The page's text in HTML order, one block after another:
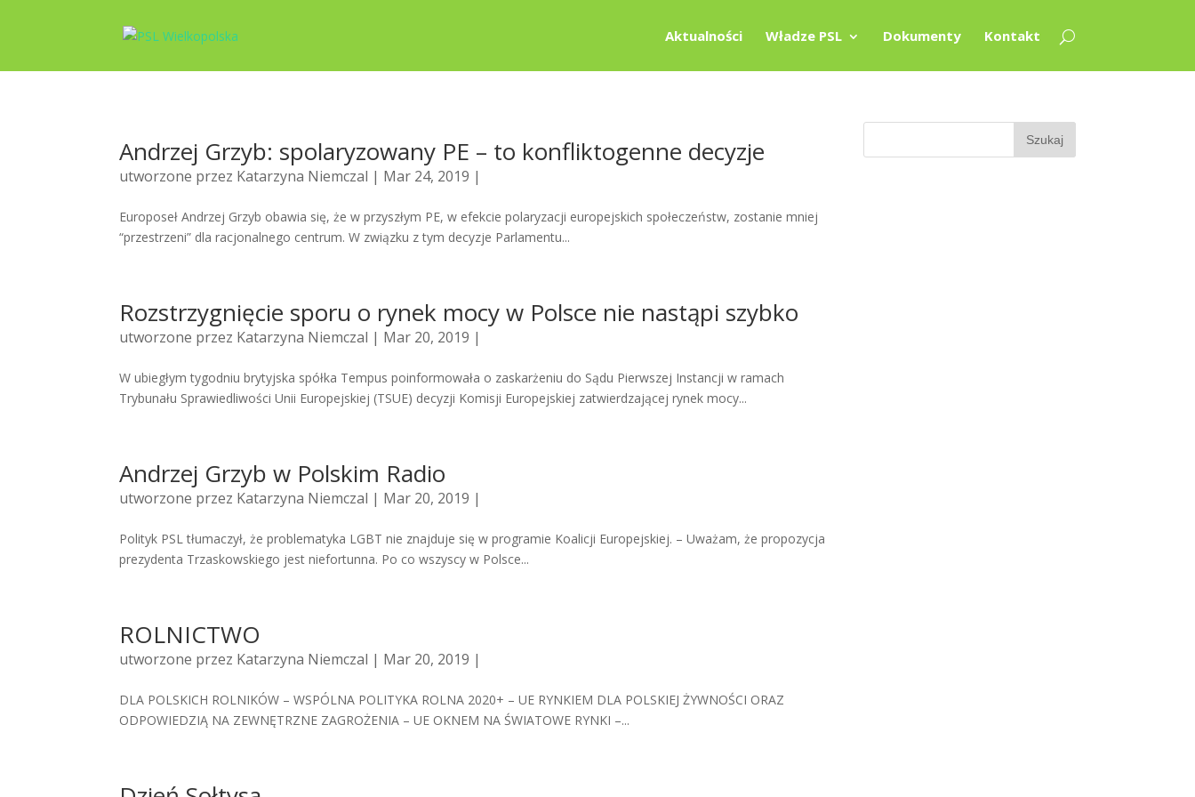
Aktualności Władze PSL Dokumenty Kontakt
Andrzej Grzyb: spolaryzowany PE – to konfliktogenne decyzje
utworzone przez Katarzyna Niemczal | Mar 24, 2019 |
Europoseł Andrzej Grzyb obawia się, że w przyszłym PE, w efekcie polaryzacji europejskich społeczeństw, zostanie mniej
“przestrzeni” dla racjonalnego centrum. W związku z tym decyzje Parlamentu...
Rozstrzygnięcie sporu o rynek mocy w Polsce nie nastąpi szybko
utworzone przez Katarzyna Niemczal | Mar 20, 2019 |
W ubiegłym tygodniu brytyjska spółka Tempus poinformowała o zaskarżeniu do Sądu Pierwszej Instancji w ramach
Trybunału Sprawiedliwości Unii Europejskiej (TSUE) decyzji Komisji Europejskiej zatwierdzającej rynek mocy...
Andrzej Grzyb w Polskim Radio
utworzone przez Katarzyna Niemczal | Mar 20, 2019 |
Polityk PSL tłumaczył, że problematyka LGBT nie znajduje się w programie Koalicji Europejskiej. – Uważam, że propozycja
prezydenta Trzaskowskiego jest niefortunna. Po co wszyscy w Polsce...
ROLNICTWO
utworzone przez Katarzyna Niemczal | Mar 20, 2019 |
DLA POLSKICH ROLNIKÓW – WSPÓLNA POLITYKA ROLNA 2020+ – UE RYNKIEM DLA POLSKIEJ ŻYWNOŚCI ORAZ
ODPOWIEDZIĄ NA ZEWNĘTRZNE ZAGROŻENIA – UE OKNEM NA ŚWIATOWE RYNKI –...